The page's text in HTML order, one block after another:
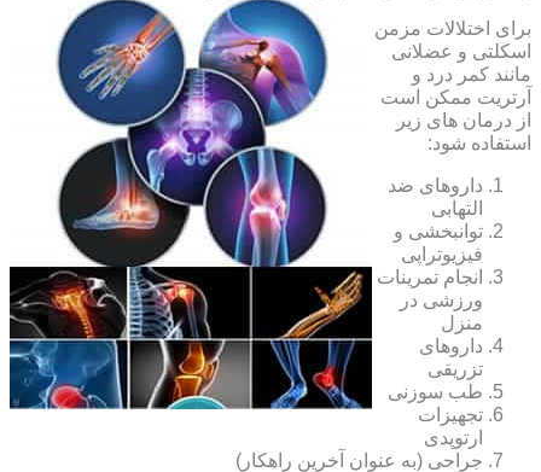
برای اختلالات مزمن
اسکلتی و عضلانی
مانند کمر درد و
آرتریت ممکن است
از درمان های زیر
استفاده شود:
داروهای ضد
التهابی
توانبخشی و
فیزیوتراپی
انجام تمرینات
ورزشی در
منزل
داروهای
تزریقی
طب سوزنی
تجهیزات
ارتوپدی
جراحی (به عنوان آخرین راهکار)